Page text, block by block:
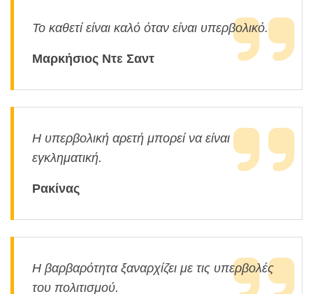
Το καθετί είναι καλό όταν είναι υπερβολικό.
Μαρκήσιος Ντε Σαντ
Η υπερβολική αρετή μπορεί να είναι
εγκληματική.
Ρακίνας
Η βαρβαρότητα ξαναρχίζει με τις υπερβολές
του πολιτισμού.